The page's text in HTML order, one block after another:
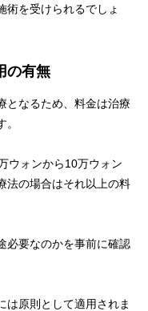
術を受けられるでしょ
の有無
となるため、料金は治療
ウォンから10万ウォン
法の場合はそれ以上の料
必要なのかを事前に確認
は原則として適用されま